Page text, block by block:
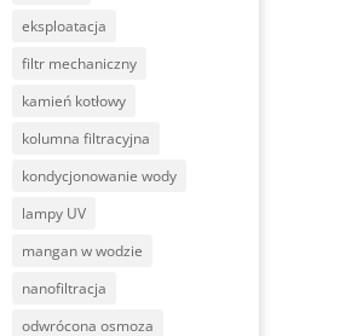
eksploatacja
filtr mechaniczny
kamień kotłowy
kolumna filtracyjna
kondycjonowanie wody
lampy UV
mangan w wodzie
nanofiltracja
odwrócona osmoza